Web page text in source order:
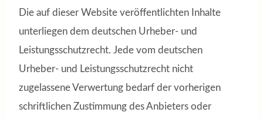
Die auf dieser Website veröffentlichten Inhalte
unterliegen dem deutschen Urheber- und
Leistungsschutzrecht. Jede vom deutschen
Urheber- und Leistungsschutzrecht nicht
zugelassene Verwertung bedarf der vorherigen
schriftlichen Zustimmung des Anbieters oder